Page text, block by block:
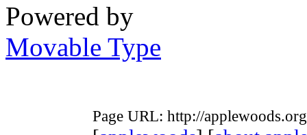
Powered by
Movable Type
Page URL: http://